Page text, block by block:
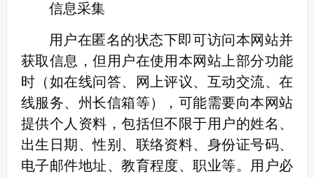
信息采集
用户在匿名的状态下即可访问本网站并
获取信息，但用户在使用本网站上部分功能
时（如在线问答、网上评议、互动交流、在
线服务、州长信箱等），可能需要向本网站
提供个人资料，包括但不限于用户的姓名、
出生日期、性别、联络资料、身份证号码、
电子邮件地址、教育程度、职业等。用户必